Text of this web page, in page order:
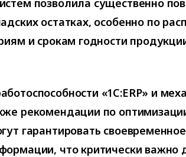
остатках, особенно по
и срокам годности
«1С:ERP» и
рекомендации по
гарантировать
что критически важно